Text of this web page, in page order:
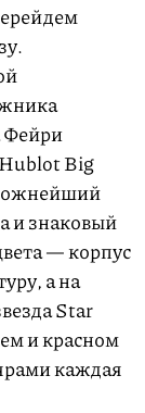
Фейри
Big
и знаковый
— корпус
а на
Star
и красном
каждая